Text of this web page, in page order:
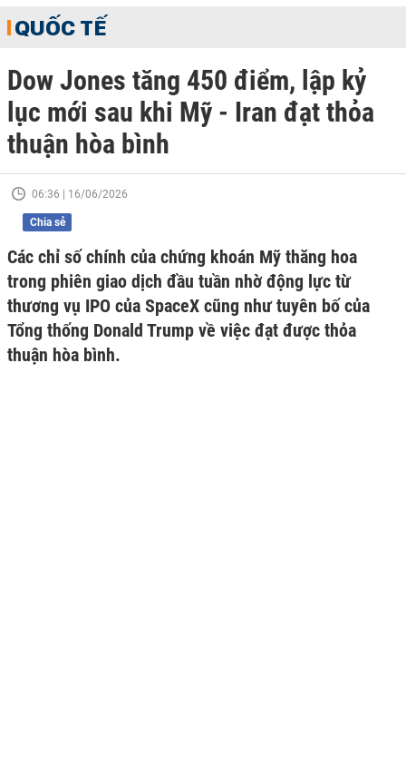
QUỐC TẾ
Dow Jones tăng 450 điểm, lập kỷ
lục mới sau khi Mỹ - Iran đạt thỏa
thuận hòa bình
06:36 | 16/06/2026
Chia sẻ
Các chỉ số chính của chứng khoán Mỹ thăng hoa
trong phiên giao dịch đầu tuần nhờ động lực từ
thương vụ IPO của SpaceX cũng như tuyên bố của
Tổng thống Donald Trump về việc đạt được thỏa
thuận hòa bình.